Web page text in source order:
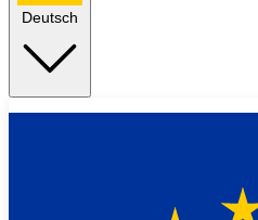
Deutsch